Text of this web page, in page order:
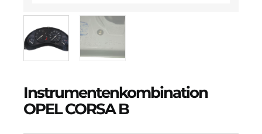
Instrumentenkombination
OPEL CORSA B